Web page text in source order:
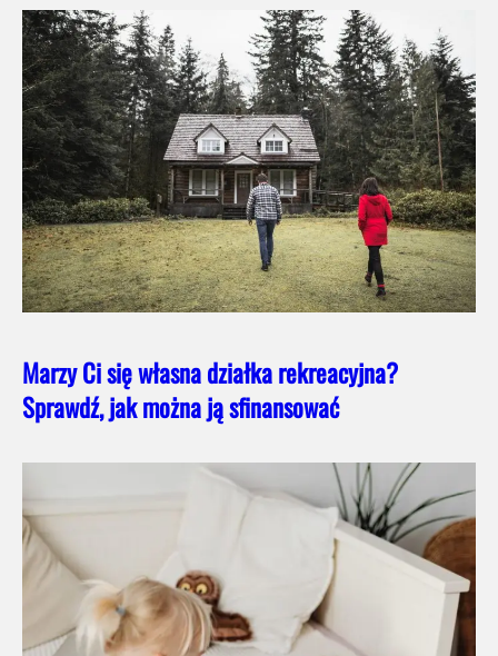
Marzy Ci się własna działka rekreacyjna?
Sprawdź, jak można ją sfinansować